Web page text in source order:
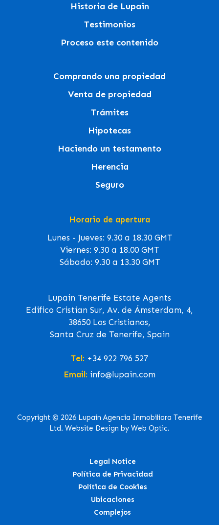
Historia de Lupain
Testimonios
Proceso este contenido
Comprando una propiedad
Venta de propiedad
Trámites
Hipotecas
Haciendo un testamento
Herencia
Seguro
Horario de apertura
Lunes - Jueves: 9.30 a 18.30 GMT
Viernes: 9.30 a 18.00 GMT
Sábado: 9.30 a 13.30 GMT
Lupain Tenerife Estate Agents
Edifico Cristian Sur, Av. de Ámsterdam, 4,
38650 Los Cristianos,
Santa Cruz de Tenerife, Spain
Tel: +34 922 796 527
Email: info@lupain.com
Copyright © 2026 Lupain Agencia Inmobiliara Tenerife
Ltd. Website Design by Web Optic.
Legal Notice
Política de Privacidad
Política de Cookies
Ubicaciones
Complejos